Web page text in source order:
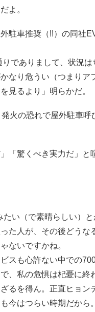
よ。
駐車推奨（!!）の同社
でありまして、状況
なり危うい（つまりア
見るより」明らかだ。
火の恐れで屋外駐車呼
「驚くべき実力だ」と
い（で素晴らしい）と
人が、その後どうな
ないですかね。
スも心許ない中での700
、私の危惧は杞憂に終
るを得ん。正直ヒョン
今はつらい時期だから。